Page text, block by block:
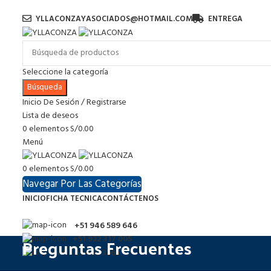
YLLACONZAYASOCIADOS@HOTMAIL.COM ENTREGA
Seleccione la categoría
Búsqueda
Inicio De Sesión / Registrarse
Lista de deseos
0elementosS/0.00
Menú
0elementosS/0.00
Navegar Por Las Categorías
INICIOFICHA TECNICACONTÁCTENOS
+51 946 589 646
+51 922 317 005
01 460 3565
Preguntas Frecuentes